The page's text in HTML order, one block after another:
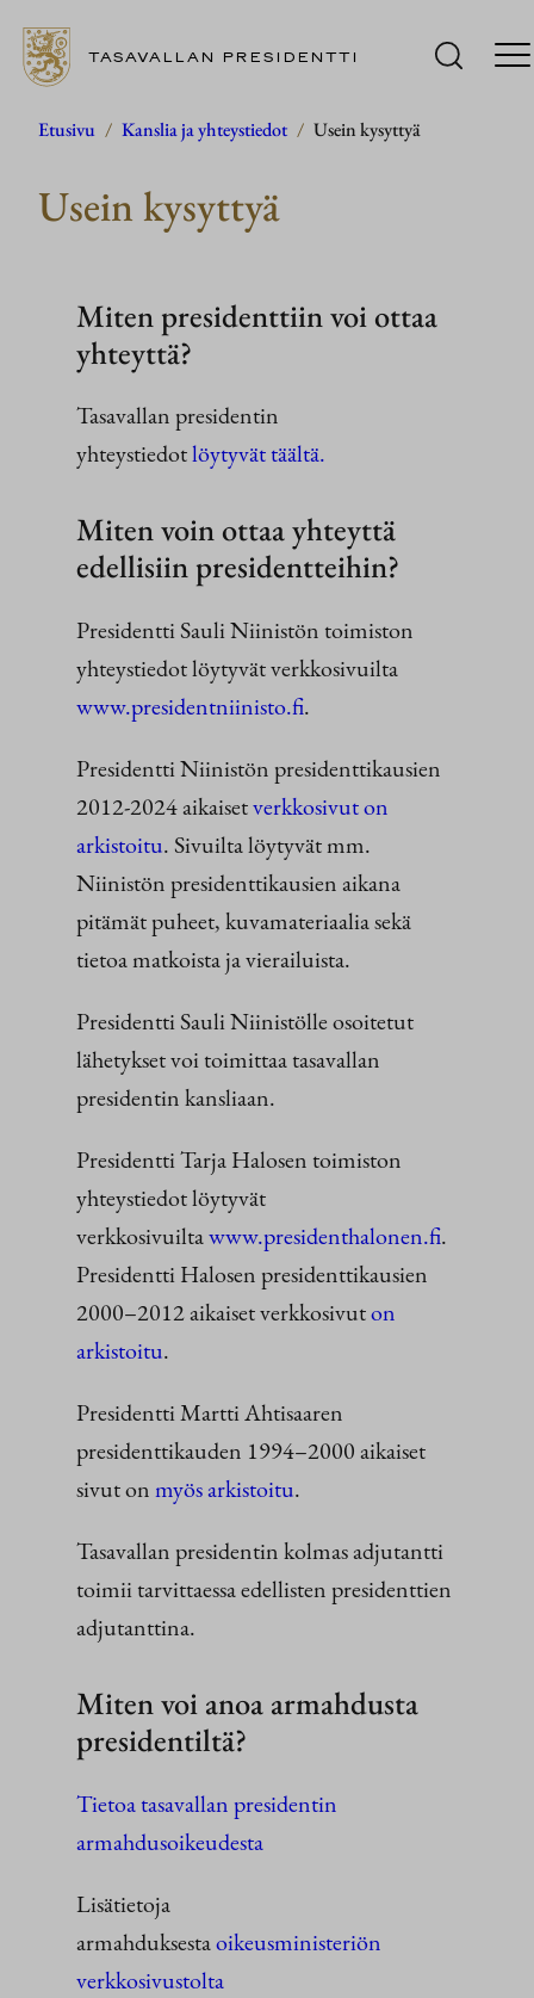
Siirry
TASAVALLAN PRESIDENTTI
Etusivu / Kanslia ja yhteystiedot / Usein kysyttyä
Usein kysyttyä
Miten presidenttiin voi ottaa
yhteyttä?
Tasavallan presidentin
yhteystiedotlöytyvät täältä.
Miten voin ottaa yhteyttä
edellisiin presidentteihin?
Presidentti Sauli Niinistön toimiston
yhteystiedot löytyvät verkkosivuilta
www.presidentniinisto.fi.
Presidentti Niinistön presidenttikausien
2012-2024 aikaisetverkkosivut on
arkistoitu. Sivuilta löytyvät mm.
Niinistön presidenttikausien aikana
pitämät puheet, kuvamateriaalia sekä
tietoa matkoista ja vierailuista.
Presidentti Sauli Niinistölle osoitetut
lähetykset voi toimittaa tasavallan
presidentin kansliaan.
Presidentti Tarja Halosen toimiston
yhteystiedot löytyvät
verkkosivuiltawww.presidenthalonen.fi.
Presidentti Halosen presidenttikausien
2000–2012 aikaiset verkkosivuton
arkistoitu.
Presidentti Martti Ahtisaaren
presidenttikauden 1994–2000 aikaiset
sivut onmyös arkistoitu.
Tasavallan presidentin kolmas adjutantti
toimii tarvittaessa edellisten presidenttien
adjutanttina.
Miten voi anoa armahdusta
presidentiltä?
Tietoa tasavallan presidentin
armahdusoikeudesta
Lisätietoja
armahduksestaoikeusministeriön
verkkosivustolta